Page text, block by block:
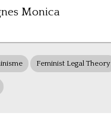
Monica
Feminist Legal Theory